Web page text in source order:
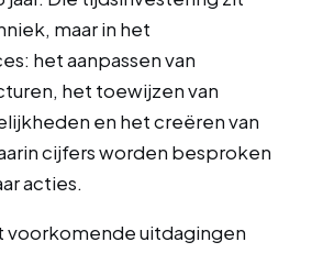
maar in het
het aanpassen van
het toewijzen van
en het creëren van
cijfers worden besproken
acties.
voorkomende uitdagingen